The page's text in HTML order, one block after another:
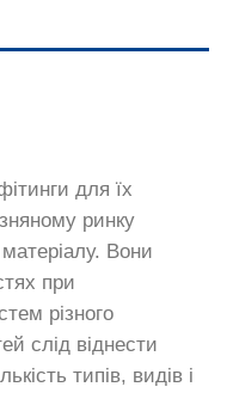
для їх
ринку
Вони
при
різного
слід віднести
типів, видів і